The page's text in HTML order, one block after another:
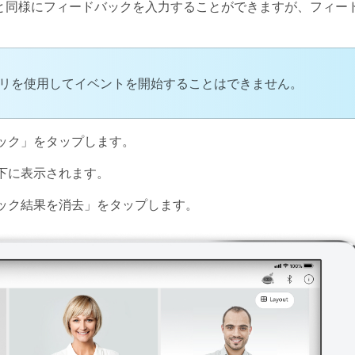
様にフィードバックを入力することができますが、フィー
使用してイベントを開始することはできません。
ク 」をタップします。
に表示されます。
ク結果を消去 」をタップします。